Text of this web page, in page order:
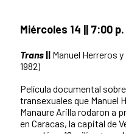
Miércoles 14 || 7:00 p.
Trans || Manuel Herreros
1982)
Película documental
transexuales que Manuel
Manaure Arilla rodaron a
en Caracas, la capital de